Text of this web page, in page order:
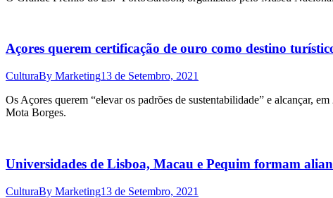
Açores querem certificação de ouro como destino
CulturaBy Marketing13 de Setembro, 2021
Os Açores querem “elevar os padrões de sustentabilidade” e alcançar,
Mota Borges.
Universidades de Lisboa, Macau e Pequim formam
CulturaBy Marketing13 de Setembro, 2021